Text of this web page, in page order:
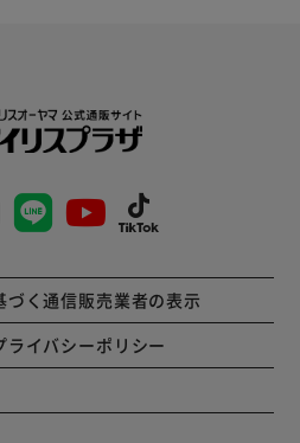
く通信販売業者の表示
ライバシーポリシー